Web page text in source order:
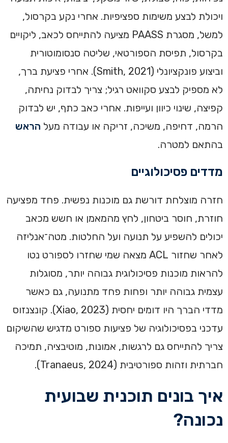
ויכולת לבצע משימות ספציפיות. אחרי נקע בקרסול,
למשל, מסגרת PAASS מציעה להתייחס לכאב, ליקויים
בקרסול, תפיסת הספורטאי, שליטה סנסומוטורית
וביצוע פונקציונלי (Smith, 2021). אחרי פציעת ברך,
לא מספיק לבצע סקוואט רגיל; צריך לבדוק נחיתה,
קפיצה, שינוי כיוון ועייפות. אחרי כאב כתף, יש לבדוק
הרמה, דחיפה, משיכה, זריקה או עבודה מעל הראש
בהתאם למטרה.
מדדים פסיכולוגיים
חזרה מוצלחת דורשת גם מוכנות נפשית. פחד מפציעה
חוזרת, חוסר ביטחון, לחץ מהמאמן או חשש מכאב
יכולים להשפיע על תנועה ועל החלטות. מטה־אנליזה
לאחר שחזור ACL מצאה שמי שחזרו לספורט נטו
להראות מוכנות פסיכולוגית גבוהה יותר, מסוגלות
עצמית גבוהה יותר ופחות פחד מתנועה, גם כאשר
מדדי הברך היו דומים יחסית (Xiao, 2023). קונצנזוס
עדכני בפסיכולוגיה של פציעות ספורט מדגיש שהשיקום
צריך להתייחס גם לרגשות, אמונות, מוטיבציה, תמיכה
חברתית וזהות ספורטיבית (Tranaeus, 2024).
איך בונים תוכנית שבועית
נכונה?